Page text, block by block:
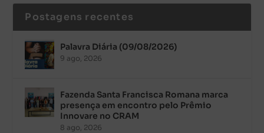
Postagens recentes
Palavra Diária (09/08/2026)
9 ago, 2026
Fazenda Santa Francisca Romana marca
presença em encontro pelo Prêmio
Innovare no CRAM
8 ago, 2026